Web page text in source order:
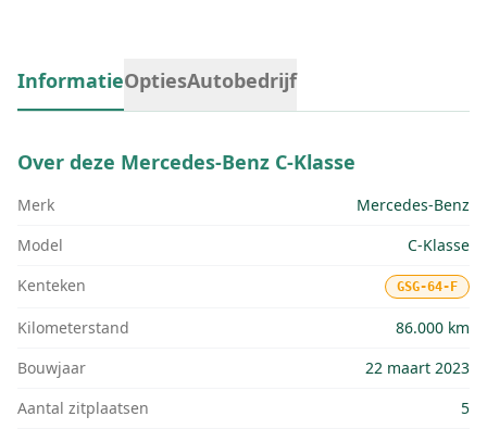
InformatieOptiesAutobedrijf
Over deze Mercedes-Benz C-Klasse
Merk
Mercedes-Benz
Model
C-Klasse
Kenteken
GSG-64-F
Kilometerstand
86.000 km
Bouwjaar
22 maart 2023
Aantal zitplaatsen
5